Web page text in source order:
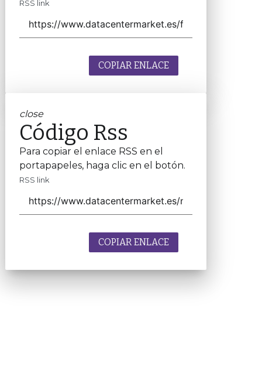
RSS link
COPIAR ENLACE
close
Código Rss
Para copiar el enlace RSS en el
portapapeles, haga clic en el botón.
RSS link
COPIAR ENLACE